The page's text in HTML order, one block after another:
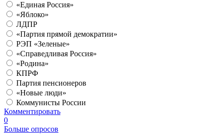
«Единая Россия»
«Яблоко»
ЛДПР
«Партия прямой демократии»
РЭП «Зеленые»
«Справедливая Россия»
«Родина»
КПРФ
Партия пенсионеров
«Новые люди»
Коммунисты России
Комментировать
0
Больше опросов